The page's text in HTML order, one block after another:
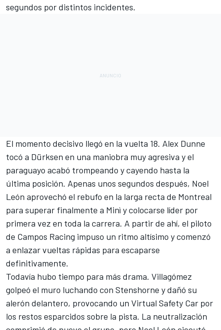
segundos por distintos incidentes.
El momento decisivo llegó en la vuelta 18. Alex Dunne
tocó a Dürksen en una maniobra muy agresiva y el
paraguayo acabó trompeando y cayendo hasta la
última posición. Apenas unos segundos después, Noel
León aprovechó el rebufo en la larga recta de Montreal
para superar finalmente a Minì y colocarse líder por
primera vez en toda la carrera. A partir de ahí, el piloto
de Campos Racing impuso un ritmo altísimo y comenzó
a enlazar vueltas rápidas para escaparse
definitivamente.
Todavía hubo tiempo para más drama. Villagómez
golpeó el muro luchando con Stenshorne y dañó su
alerón delantero, provocando un Virtual Safety Car por
los restos esparcidos sobre la pista. La neutralización